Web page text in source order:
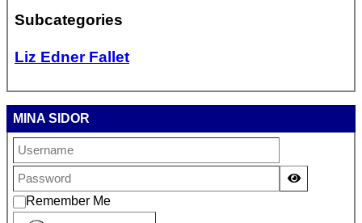
Subcategories
Liz Edner Fallet
MINA SIDOR
Remember Me